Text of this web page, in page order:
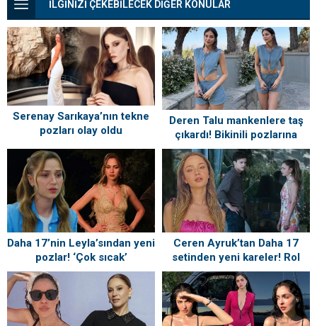
İLGİNİZİ ÇEKEBİLECEK DİĞER KONULAR
Serenay Sarıkaya’nın tekne
pozları olay oldu
Deren Talu mankenlere taş
çıkardı! Bikinili pozlarına
beğeni yağmuru
Daha 17’nin Leyla’sından yeni
pozlar! ‘Çok sıcak’
Ceren Ayruk’tan Daha 17
setinden yeni kareler! Rol
arkadaşından yorum
gecikmedi